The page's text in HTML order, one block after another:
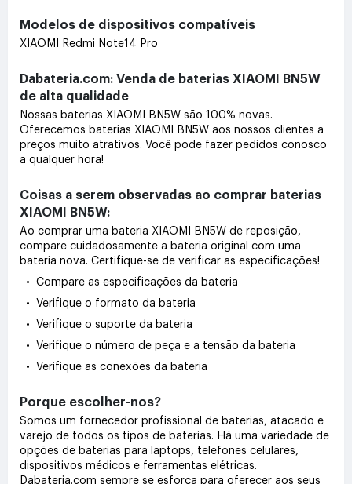
Modelos de dispositivos compatíveis
XIAOMI Redmi Note14 Pro
Dabateria.com: Venda de baterias XIAOMI BN5W
de alta qualidade
Nossas baterias XIAOMI BN5W são 100% novas.
Oferecemos baterias XIAOMI BN5W aos nossos clientes a
preços muito atrativos. Você pode fazer pedidos conosco
a qualquer hora!
Coisas a serem observadas ao comprar baterias
XIAOMI BN5W:
Ao comprar uma bateria XIAOMI BN5W de reposição,
compare cuidadosamente a bateria original com uma
bateria nova. Certifique-se de verificar as especificações!
• Compare as especificações da bateria
• Verifique o formato da bateria
• Verifique o suporte da bateria
• Verifique o número de peça e a tensão da bateria
• Verifique as conexões da bateria
Porque escolher-nos?
Somos um fornecedor profissional de baterias, atacado e
varejo de todos os tipos de baterias. Há uma variedade de
opções de baterias para laptops, telefones celulares,
dispositivos médicos e ferramentas elétricas.
Dabateria.com sempre se esforça para oferecer aos seus